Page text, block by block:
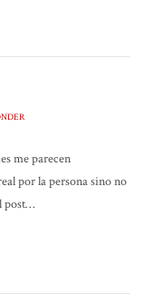
me parecen
por la persona sino no
post…